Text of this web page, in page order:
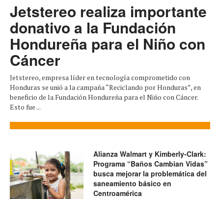
Jetstereo realiza importante
donativo a la Fundación
Hondureña para el Niño con
Cáncer
Jetstereo, empresa líder en tecnología comprometido con
Honduras se unió a la campaña “Reciclando por Honduras”, en
beneficio de la Fundación Hondureña para el Niño con Cáncer.
Esto fue ...
Alianza Walmart y Kimberly-Clark:
Programa “Baños Cambian Vidas”
busca mejorar la problemática del
saneamiento básico en
Centroamérica